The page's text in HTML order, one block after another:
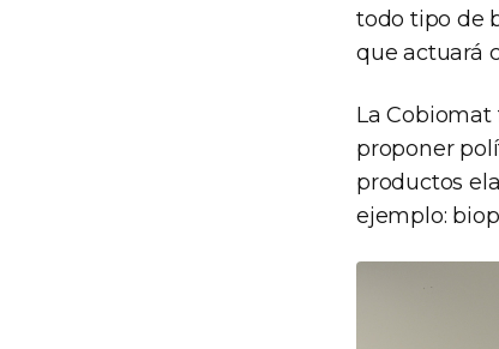
todo tipo de
que actuará
La Cobiomat
proponer
productos
ejemplo: